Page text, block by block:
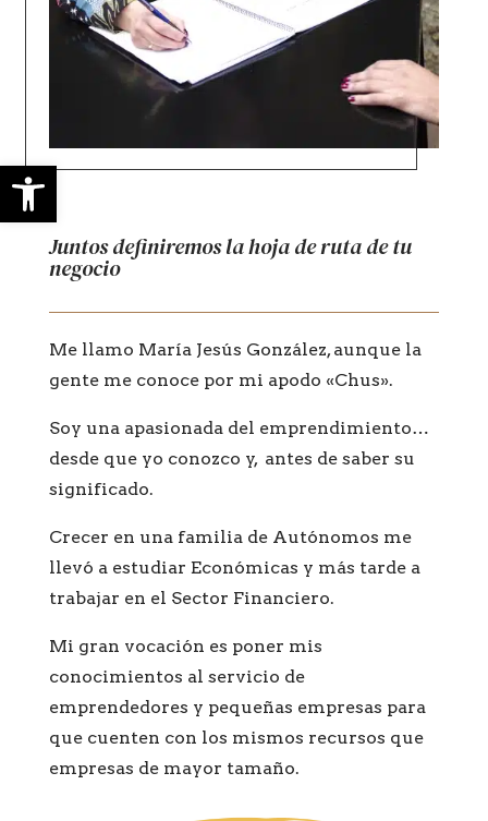
Juntos definiremos la hoja de ruta de tu
negocio
Me llamo María Jesús González, aunque la
gente me conoce por mi apodo «Chus».
Soy una apasionada del emprendimiento…
desde que yo conozco y, antes de saber su
significado.
Crecer en una familia de Autónomos me
llevó a estudiar Económicas y más tarde a
trabajar en el Sector Financiero.
Mi gran vocación es poner mis
conocimientos al servicio de
emprendedores y pequeñas empresas para
que cuenten con los mismos recursos que
empresas de mayor tamaño.
Abrir barra de herramientas